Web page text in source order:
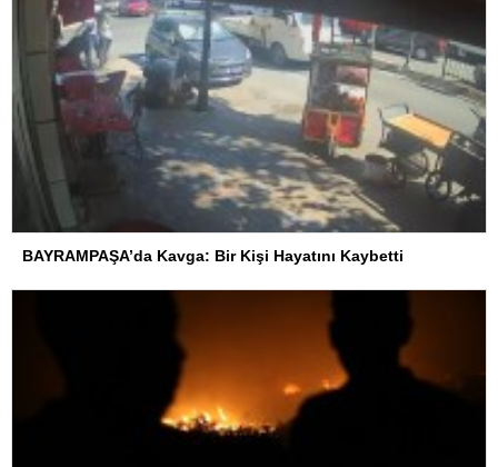
BAYRAMPAŞA’da Kavga: Bir Kişi Hayatını Kaybetti